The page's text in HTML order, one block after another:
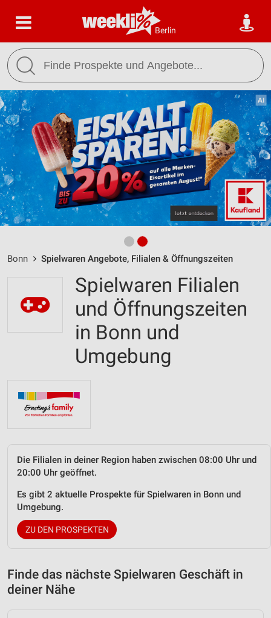
Berlin
Bonn Spielwaren Angebote, Filialen & Öffnungszeiten
Spielwaren Filialen
und Öffnungszeiten
in Bonn und
Umgebung
Die Filialen in deiner Region haben zwischen 08:00 Uhr und
20:00 Uhr geöffnet.
Es gibt 2 aktuelle Prospekte für Spielwaren in Bonn und
Umgebung.
ZU DEN PROSPEKTEN
Finde das nächste Spielwaren Geschäft in
deiner Nähe